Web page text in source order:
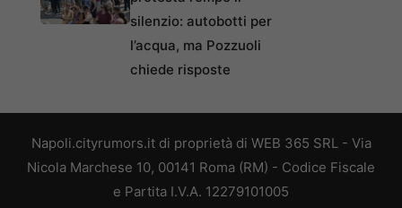
silenzio: autobotti per
l’acqua, ma Pozzuoli
chiede risposte
Napoli.cityrumors.it di proprietà di WEB 365 SRL - Via
Nicola Marchese 10, 00141 Roma (RM) - Codice Fiscale
e Partita I.V.A. 12279101005